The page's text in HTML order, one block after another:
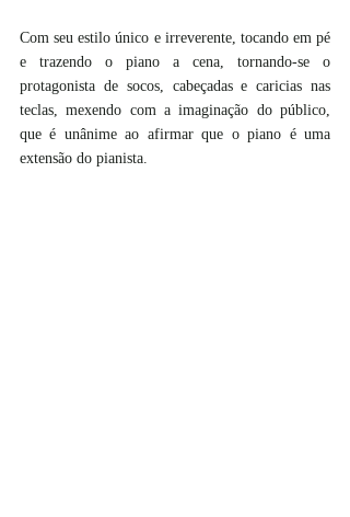
Com seu estilo único e irreverente, tocando em pé
e trazendo o piano a cena, tornando-se o
protagonista de socos, cabeçadas e caricias nas
teclas, mexendo com a imaginação do público,
que é unânime ao afirmar que o piano é uma
extensão do pianista.